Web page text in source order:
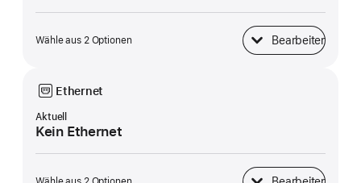
Wähle aus 2 Optionen Bearbeiten
Basis
Ethernet
Aktuell
Kein Ethernet